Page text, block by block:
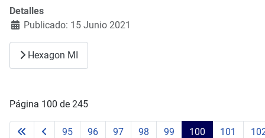
Detalles
Publicado: 15 Junio 2021
Hexagon MI
Página 100 de 245
95 96 97 98 99 100 101